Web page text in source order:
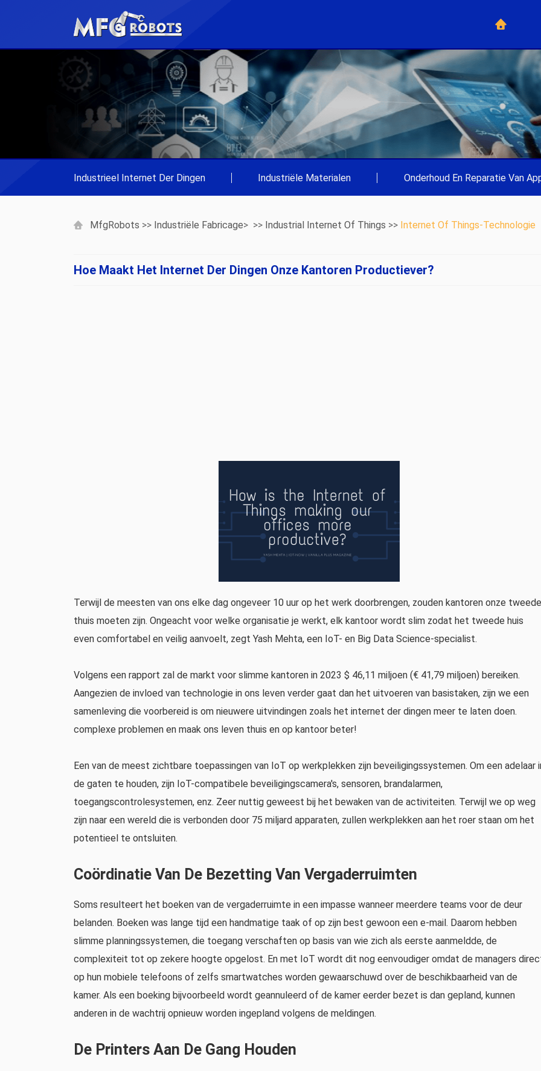
Industrieel Internet Der Dingen Industriële Materialen Onderhoud En Reparatie Van
MfgRobots >> Industriële Fabricage> >> Industrial Internet Of Things >> Internet Of Things-Technologie
Hoe Maakt Het Internet Der Dingen Onze Kantoren Productiever?
Terwijl de meesten van ons elke dag ongeveer 10 uur op het werk doorbrengen, zouden kantoren onze tweede
thuis moeten zijn. Ongeacht voor welke organisatie je werkt, elk kantoor wordt slim zodat het tweede huis
even comfortabel en veilig aanvoelt, zegt Yash Mehta, een IoT- en Big Data Science-specialist.
Volgens een rapport zal de markt voor slimme kantoren in 2023 $ 46,11 miljoen (€ 41,79 miljoen) bereiken.
Aangezien de invloed van technologie in ons leven verder gaat dan het uitvoeren van basistaken, zijn we een
samenleving die voorbereid is om nieuwere uitvindingen zoals het internet der dingen meer te laten doen.
complexe problemen en maak ons ​​leven thuis en op kantoor beter!
Een van de meest zichtbare toepassingen van IoT op werkplekken zijn beveiligingssystemen. Om een ​​​​adelaar
de gaten te houden, zijn IoT-compatibele beveiligingscamera's, sensoren, brandalarmen,
toegangscontrolesystemen, enz. Zeer nuttig geweest bij het bewaken van de activiteiten. Terwijl we op weg
zijn naar een wereld die is verbonden door 75 miljard apparaten, zullen werkplekken aan het roer staan ​​om het
potentieel te ontsluiten.
Coördinatie Van De Bezetting Van Vergaderruimten
Soms resulteert het boeken van de vergaderruimte in een impasse wanneer meerdere teams voor de deur
belanden. Boeken was lange tijd een handmatige taak of op zijn best gewoon een e-mail. Daarom hebben
slimme planningssystemen, die toegang verschaften op basis van wie zich als eerste aanmeldde, de
complexiteit tot op zekere hoogte opgelost. En met IoT wordt dit nog eenvoudiger omdat de managers
op hun mobiele telefoons of zelfs smartwatches worden gewaarschuwd over de beschikbaarheid van de
kamer. Als een boeking bijvoorbeeld wordt geannuleerd of de kamer eerder bezet is dan gepland, kunnen
anderen in de wachtrij opnieuw worden ingepland volgens de meldingen.
De Printers Aan De Gang Houden